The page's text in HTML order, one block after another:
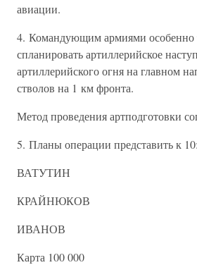
авиации.
4. Командующим армиями особенно
спланировать артиллерийское
артиллерийского огня на главном
стволов на 1 км фронта.
Метод проведения артподготовки
5. Планы операции представить к
ВАТУТИН
КРАЙНЮКОВ
ИВАНОВ
Карта 100 000